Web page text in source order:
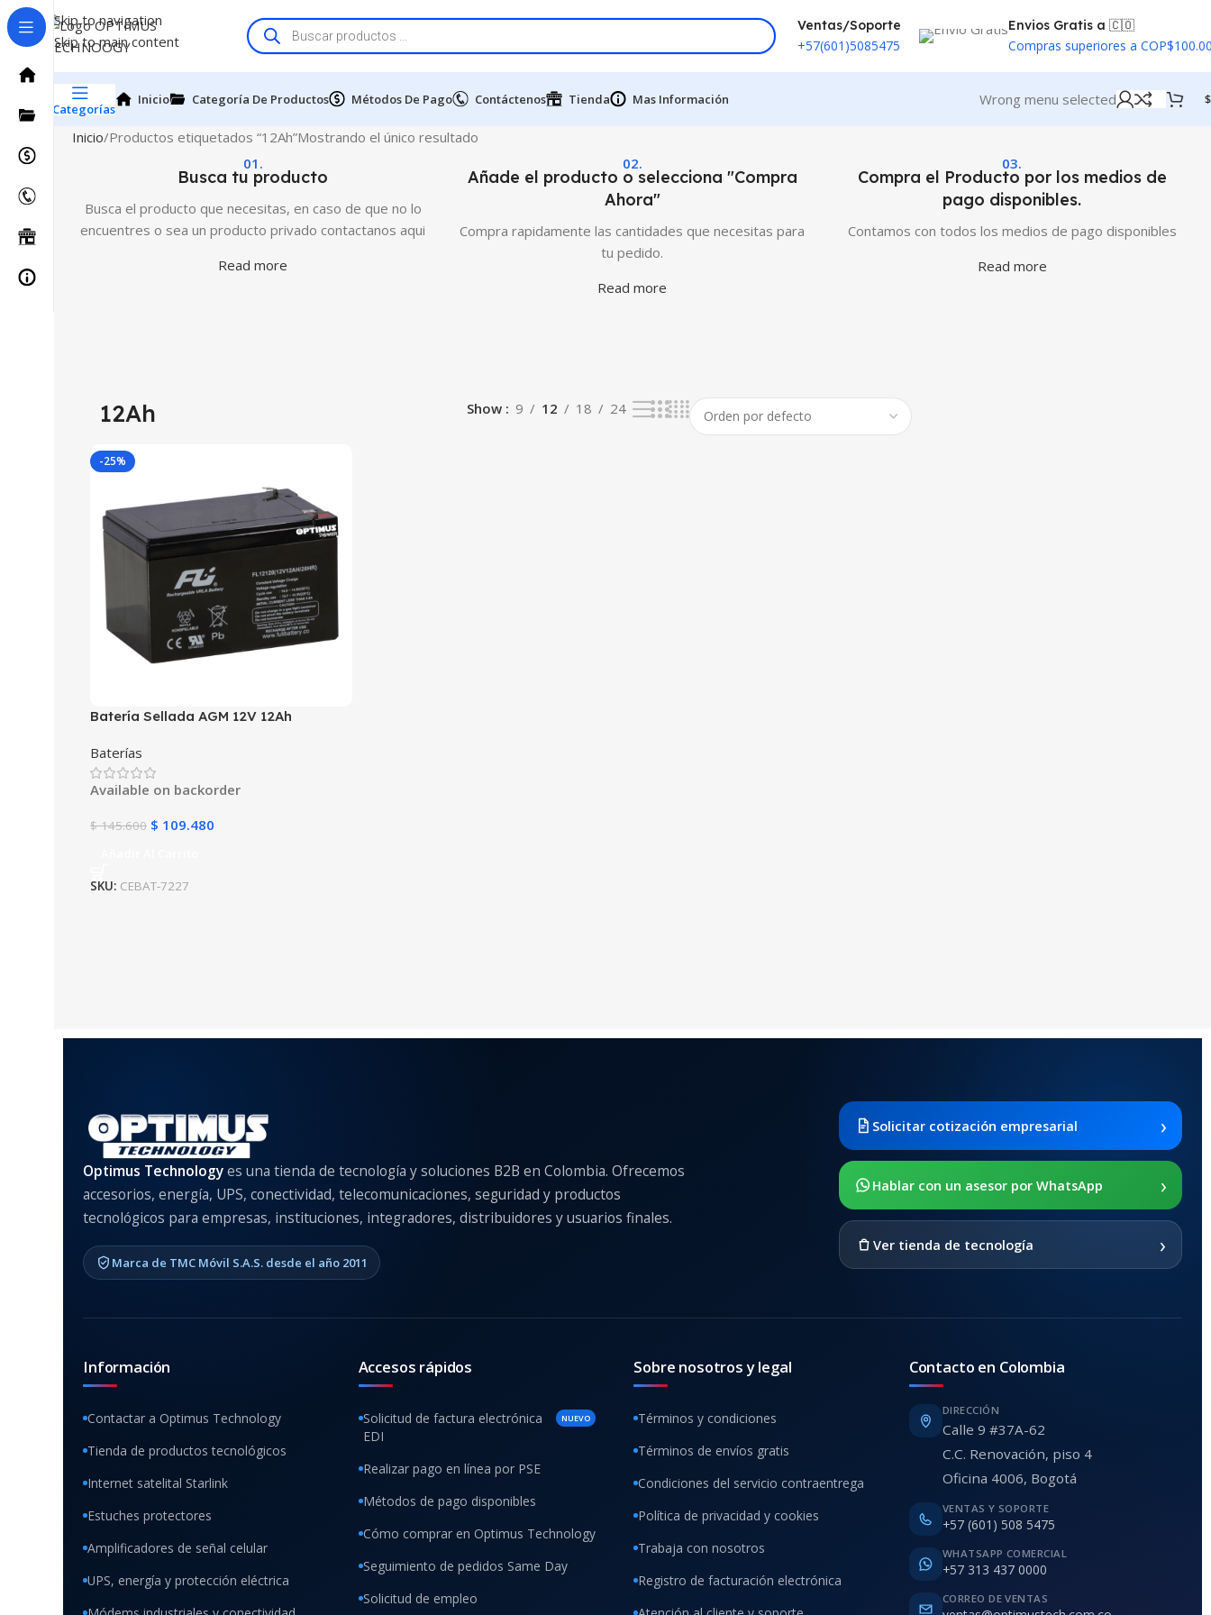
Skip to navigation
Skip to main content
Ventas/Soporte
+57(601)5085475
Envios Gratis a 🇨🇴
Compras superiores a
Categorías
Inicio Categoría De Productos Métodos De Pago Contáctenos Tienda Mas Información Wrong menu selected $
Inicio Productos etiquetados “12Ah”Mostrando el único resultado
01.
Busca tu producto
Busca el producto que necesitas, en caso de que no lo
encuentres o sea un producto privado contactanos aqui
Read more
02.
Añade el producto o selecciona "Compra
Ahora"
Compra rapidamente las cantidades que necesitas para
tu pedido.
Read more
03.
Compra el Producto por los medios de
pago disponibles.
Contamos con todos los medios de pago disponibles
Read more
12Ah Show 9 12 18 24
-25%
Batería Sellada AGM 12V 12Ah
Mantenimiento | UPS y Respaldo de
Energía | Tecnología VRLA
Baterías
Available on backorder
$145.600 $ 109.480
SKU: CEBAT-7227
Optimus Technologyes una tienda de tecnología y soluciones B2B en Colombia. Ofrecemos
accesorios, energía, UPS, conectividad, telecomunicaciones, seguridad y productos
tecnológicos para empresas, instituciones, integradores, distribuidores y usuarios finales.
Marca de TMC Móvil S.A.S. desde el año 2011
Solicitar cotización empresarial ›
Hablar con un asesor por WhatsApp ›
Ver tienda de tecnología ›
Información
Contactar a Optimus Technology
Tienda de productos tecnológicos
Internet satelital Starlink
Estuches protectores
Amplificadores de señal celular
UPS, energía y protección eléctrica
Accesos rápidos
Solicitud de factura electrónica
EDI
NUEVO
Realizar pago en línea por PSE
Métodos de pago disponibles
Cómo comprar en Optimus Technology
Seguimiento de pedidos Same Day
Solicitud de empleo
Sobre nosotros y legal
Términos y condiciones
Términos de envíos gratis
Condiciones del servicio contraentrega
Política de privacidad y cookies
Trabaja con nosotros
Registro de facturación electrónica
Contacto en Colombia
DIRECCIÓN
Calle 9 #37A-62
C.C. Renovación, piso 4
Oficina 4006, Bogotá
VENTAS Y SOPORTE
+57 (601) 508 5475
WHATSAPP COMERCIAL
+57 313 437 0000
CORREO DE VENTAS